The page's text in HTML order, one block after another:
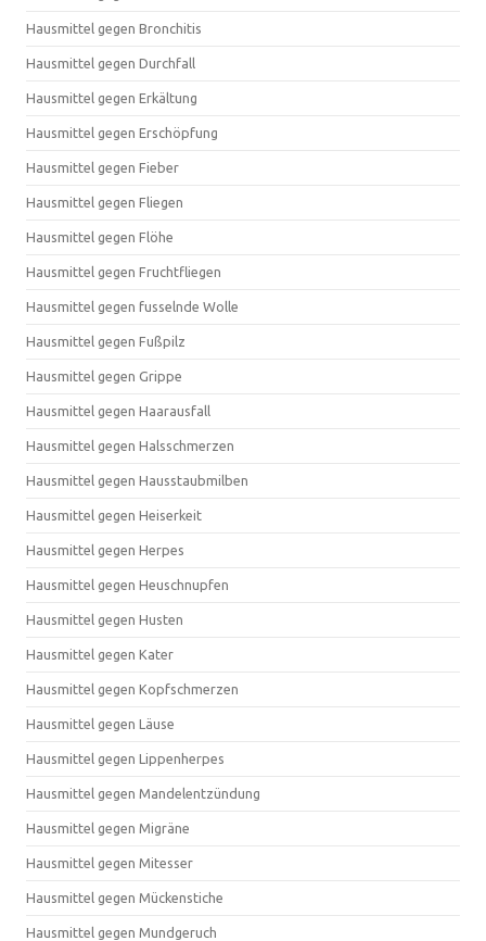
Hausmittel gegen Bronchitis
Hausmittel gegen Durchfall
Hausmittel gegen Erkältung
Hausmittel gegen Erschöpfung
Hausmittel gegen Fieber
Hausmittel gegen Fliegen
Hausmittel gegen Flöhe
Hausmittel gegen Fruchtfliegen
Hausmittel gegen fusselnde Wolle
Hausmittel gegen Fußpilz
Hausmittel gegen Grippe
Hausmittel gegen Haarausfall
Hausmittel gegen Halsschmerzen
Hausmittel gegen Hausstaubmilben
Hausmittel gegen Heiserkeit
Hausmittel gegen Herpes
Hausmittel gegen Heuschnupfen
Hausmittel gegen Husten
Hausmittel gegen Kater
Hausmittel gegen Kopfschmerzen
Hausmittel gegen Läuse
Hausmittel gegen Lippenherpes
Hausmittel gegen Mandelentzündung
Hausmittel gegen Migräne
Hausmittel gegen Mitesser
Hausmittel gegen Mückenstiche
Hausmittel gegen Mundgeruch